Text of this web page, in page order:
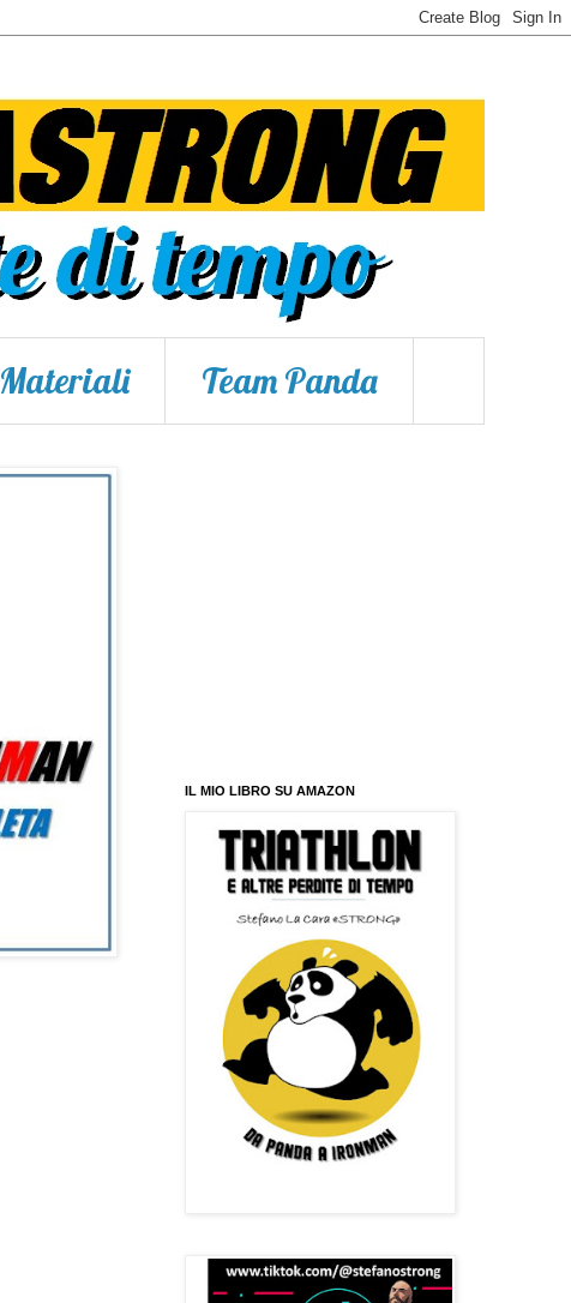
Materiali Team Panda
IL MIO LIBRO SU AMAZON